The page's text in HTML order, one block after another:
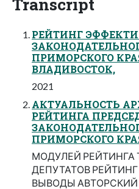
РЕЙТИНГ
ПРИМОРСКОГО
ВЛАДИВОСТОК,
2021
АКТУАЛЬНОСТЬ
РЕЙТИНГА
ПРИМОРСКОГО
МОДУЛЕЙ РЕЙТИНГА
ДЕПУТАТОВ
ВЫВОДЫ АВТОРСКИЙ